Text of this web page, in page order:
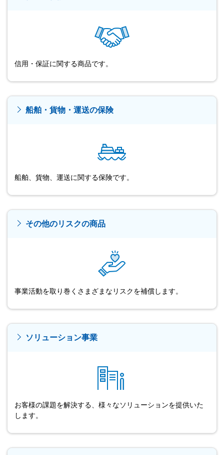
信用・保証に関する商品です。
船舶・貨物・運送の保険
船舶、貨物、運送に関する保険です。
その他のリスクの商品
事業活動を取り巻くさまざまなリスクを補償します。
ソリューション事業
お客様の課題を解決する、様々なソリューションを提供いた
します。